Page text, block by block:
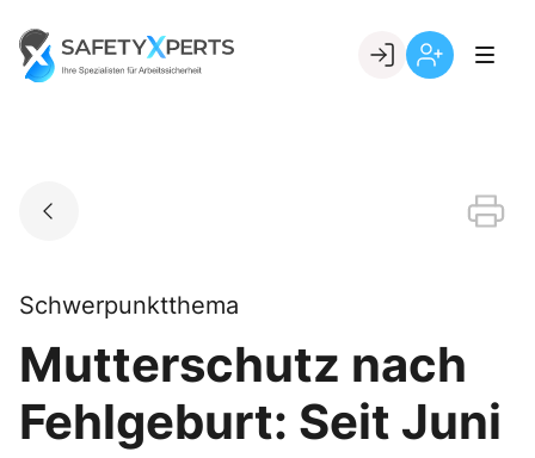
content
Go to landing page.
Schwerpunktthema
Mutterschutz nach
Fehlgeburt: Seit Juni